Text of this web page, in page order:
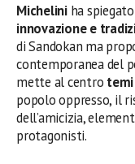
Micheliniha spiegato
innovazione e
di Sandokan ma
contemporanea del
mette al centro
popolo oppresso, il
dell’amicizia,
protagonisti.